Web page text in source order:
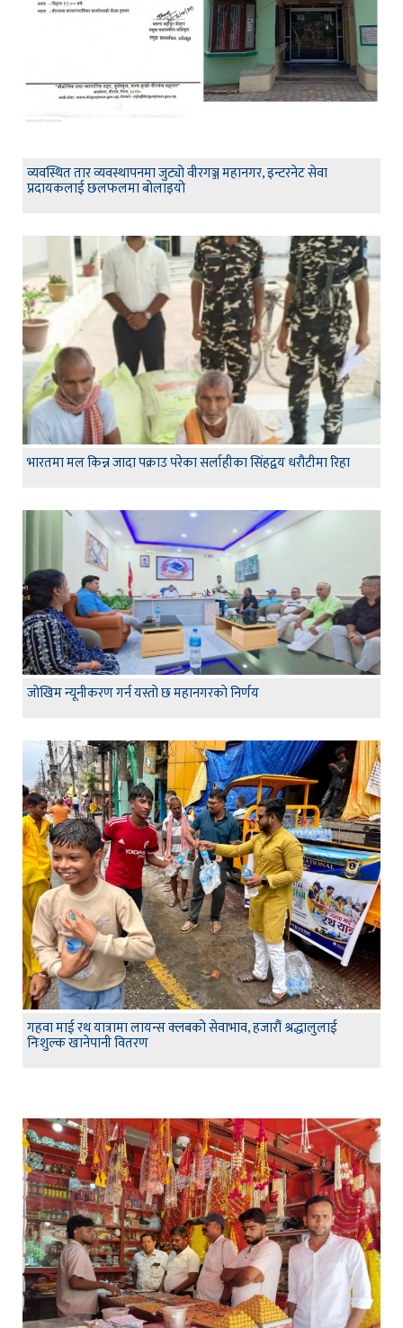
व्यवस्थित तार व्यवस्थापनमा जुट्यो वीरगञ्ज महानगर, इन्टरनेट सेवा
प्रदायकलाई छलफलमा बोलाइयो
भारतमा मल किन्न जादा पक्राउ परेका सर्लाहीका सिंहद्वय धरौटीमा रिहा
जाेखिम न्यूनीकरण गर्न यस्ताे छ महानगरकाे निर्णय
गहवा माई रथ यात्रामा लायन्स क्लबको सेवाभाव, हजारौं श्रद्धालुलाई
निःशुल्क खानेपानी वितरण